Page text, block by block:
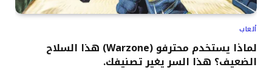
ألعاب
لماذا يستخدم محترفو (Warzone) هذا السلاح
الضعيف؟ هذا السر يغير تصنيفك.